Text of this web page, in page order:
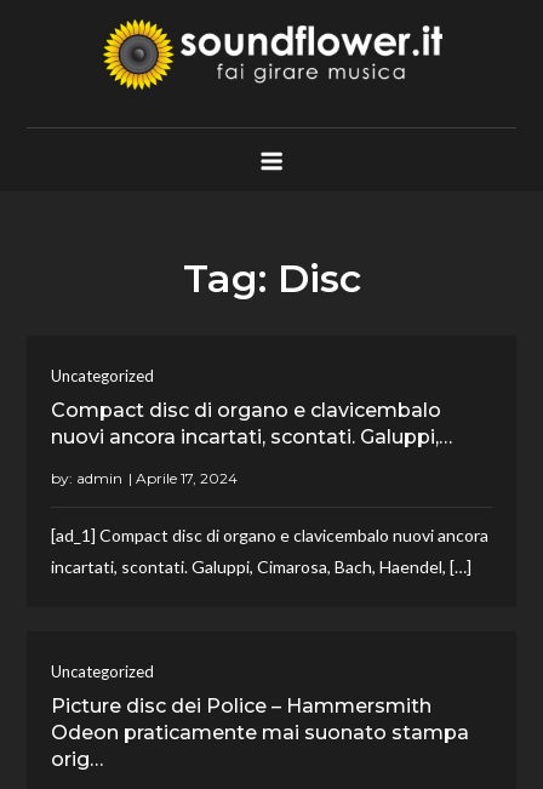
Soundflower.it
Fai Girare Musica
Tag: Disc
Uncategorized
Compact disc di organo e clavicembalo
nuovi ancora incartati, scontati. Galuppi,…
by: admin
[ad_1] Compact disc di organo e clavicembalo nuovi ancora
incartati, scontati. Galuppi, Cimarosa, Bach, Haendel, […]
Uncategorized
Picture disc dei Police – Hammersmith
Odeon praticamente mai suonato stampa
orig…